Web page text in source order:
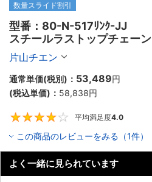
数量スライド割引
型番：80-N-517ﾘﾝｸ-JJ
スチールラストップチェーン
片山チエン
通常単価(税別)： 53,489円
(税込単価)： 58,838円
平均満足度4.0
この商品のレビューをみる（1件）
よく一緒に見られています